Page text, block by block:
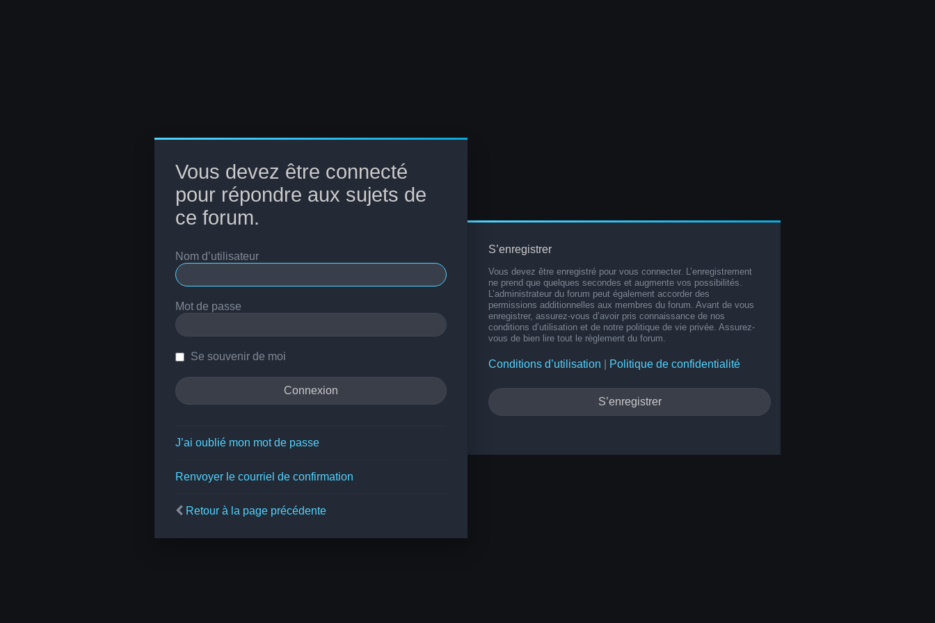
Vous devez être connecté
pour répondre aux sujets de
ce forum.
Nom d’utilisateur
Mot de passe
Se souvenir de moi
J’ai oublié mon mot de passe
Renvoyer le courriel de confirmation
Retour à la page précédente
S’enregistrer
Vous devez être enregistré pour vous connecter. L’enregistrement
ne prend que quelques secondes et augmente vos possibilités.
L’administrateur du forum peut également accorder des
permissions additionnelles aux membres du forum. Avant de vous
enregistrer, assurez-vous d’avoir pris connaissance de nos
conditions d’utilisation et de notre politique de vie privée. Assurez-
vous de bien lire tout le règlement du forum.
Conditions d’utilisation Politique de confidentialité
S’enregistrer